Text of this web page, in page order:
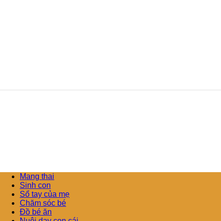
Mang thai
Sinh con
Sổ tay của mẹ
Chăm sóc bé
Đồ bé ăn